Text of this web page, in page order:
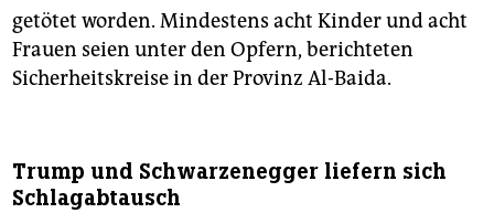
getötet worden. Mindestens acht Kinder und acht
Frauen seien unter den Opfern, berichteten
Sicherheitskreise in der Provinz Al-Baida.
Trump und Schwarzenegger liefern sich
Schlagabtausch